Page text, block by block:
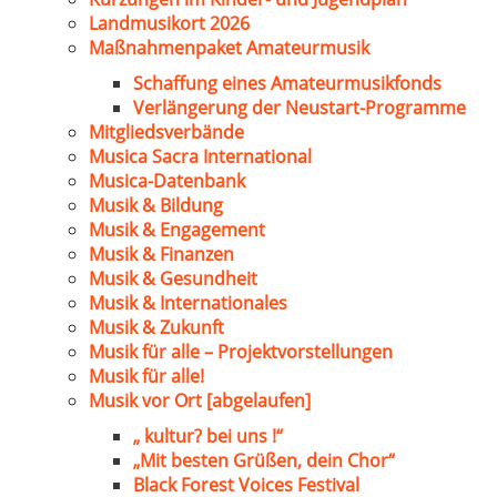
Landmusikort 2026
Maßnahmenpaket Amateurmusik
Schaffung eines Amateurmusikfonds
Verlängerung der Neustart-Programme
Mitgliedsverbände
Musica Sacra International
Musica-Datenbank
Musik & Bildung
Musik & Engagement
Musik & Finanzen
Musik & Gesundheit
Musik & Internationales
Musik & Zukunft
Musik für alle – Projektvorstellungen
Musik für alle!
Musik vor Ort [abgelaufen]
„ kultur? bei uns !“
„Mit besten Grüßen, dein Chor“
Black Forest Voices Festival